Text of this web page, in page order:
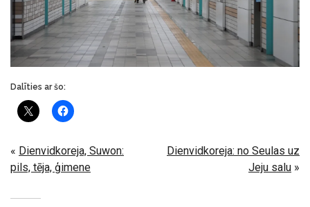
Dalīties ar šo:
« Dienvidkoreja, Suwon:
pils, tēja, ģimene
Dienvidkoreja: no Seulas uz
Jeju salu »